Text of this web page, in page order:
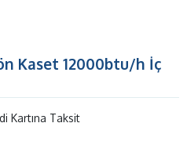
Kaset 12000btu/h İç
Kartına Taksit